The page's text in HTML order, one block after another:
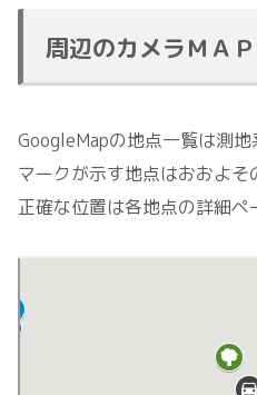
周辺のカメラＭＡＰ
GoogleMapの地点一覧は測
マークが示す地点はおおよそ
正確な位置は各地点の詳細ペ